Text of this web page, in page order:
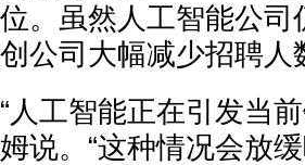
位。虽然人工智能公
创公司大幅减少招聘人
“人工智能正在引发当
姆说。“这种情况会放